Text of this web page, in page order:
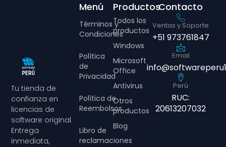
Tu tienda de
confianza en
licencias de
software original.
Entrega
inmediata,
Productos
Todos los
productos
Windows
Microsoft
Office
Antivirus
Otros
productos
Blog
Menú
Términos y
Condiciones
Política
de
Privacidad
Política de
Reembolsos
Libro de
reclamaciones
Contacto
Ventas y Soporte
+51 973761847
Email
Perú
RUC:
20613207032